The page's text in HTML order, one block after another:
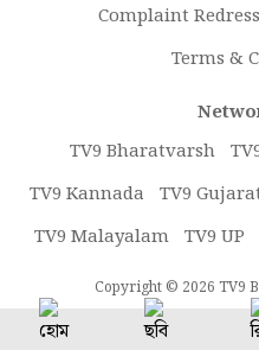
Complaint
Terms &
TV9 Bharatvarsh
TV9 Kannada TV9
TV9 Malayalam TV9 UP
Copyright © 2026 TV9